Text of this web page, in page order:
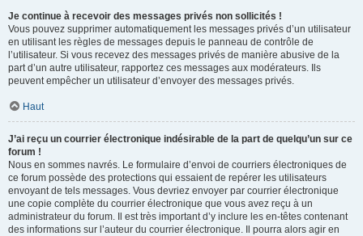
Je continue à recevoir des messages privés non sollicités !
Vous pouvez supprimer automatiquement les messages privés d’un utilisateur
en utilisant les règles de messages depuis le panneau de contrôle de
l’utilisateur. Si vous recevez des messages privés de manière abusive de la
part d’un autre utilisateur, rapportez ces messages aux modérateurs. Ils
peuvent empêcher un utilisateur d’envoyer des messages privés.
Haut
J’ai reçu un courrier électronique indésirable de la part de quelqu’un sur ce
forum !
Nous en sommes navrés. Le formulaire d’envoi de courriers électroniques de
ce forum possède des protections qui essaient de repérer les utilisateurs
envoyant de tels messages. Vous devriez envoyer par courrier électronique
une copie complète du courrier électronique que vous avez reçu à un
administrateur du forum. Il est très important d’y inclure les en-têtes contenant
des informations sur l’auteur du courrier électronique. Il pourra alors agir en